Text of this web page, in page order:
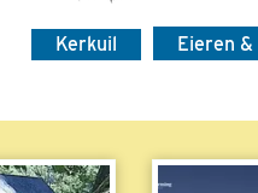
Kerkuil Eieren